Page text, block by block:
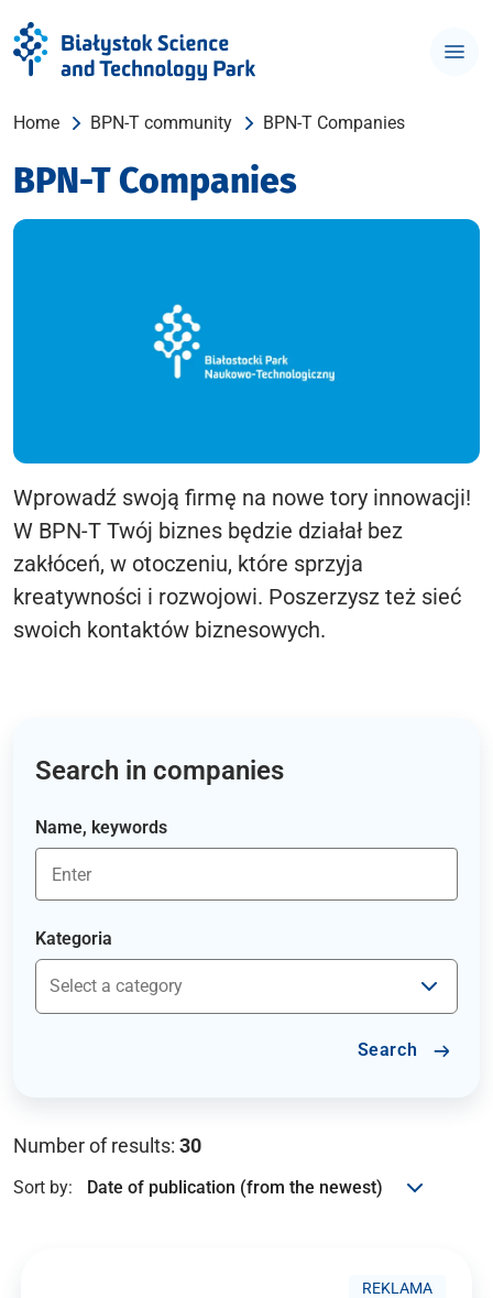
Home BPN-T community BPN-T Companies
BPN-T Companies
Wprowadź swoją firmę na nowe tory innowacji!
W BPN-T Twój biznes będzie działał bez
zakłóceń, w otoczeniu, które sprzyja
kreatywności i rozwojowi. Poszerzysz też sieć
swoich kontaktów biznesowych.
Search in companies
Name, keywords
Kategoria
Search
Number of results: 30
Sort by:
REKLAMA